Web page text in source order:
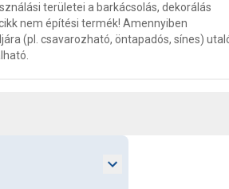
területei a barkácsolás, dekorálás
nem építési termék! Amennyiben
(pl. csavarozható, öntapadós, sínes)